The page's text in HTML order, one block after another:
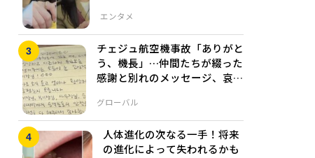
エンタメ
グローバル
チェジュ航空機事故「ありがと
う、機長」…仲間たちが綴った
感謝と別れのメッセージ、哀悼
人体進化の次なる一手！将来
の進化によって失われるかも